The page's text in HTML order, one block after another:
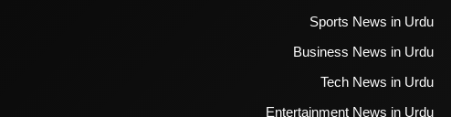
Sports News in Urdu
Business News in Urdu
Tech News in Urdu
Entertainment News in Urdu